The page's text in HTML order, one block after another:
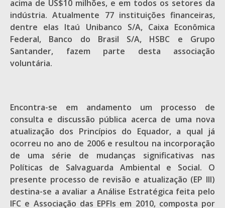
acima de US$10 milhões, e em todos os setores da
indústria. Atualmente 77 instituições financeiras,
dentre elas Itaú Unibanco S/A, Caixa Econômica
Federal, Banco do Brasil S/A, HSBC e Grupo
Santander, fazem parte desta associação
voluntária.
Encontra-se em andamento um processo de
consulta e discussão pública acerca de uma nova
atualização dos Princípios do Equador, a qual já
ocorreu no ano de 2006 e resultou na incorporação
de uma série de mudanças significativas nas
Políticas de Salvaguarda Ambiental e Social. O
presente processo de revisão e atualização (EP III)
destina-se a avaliar a Análise Estratégica feita pelo
IFC e Associação das EPFIs em 2010, composta por